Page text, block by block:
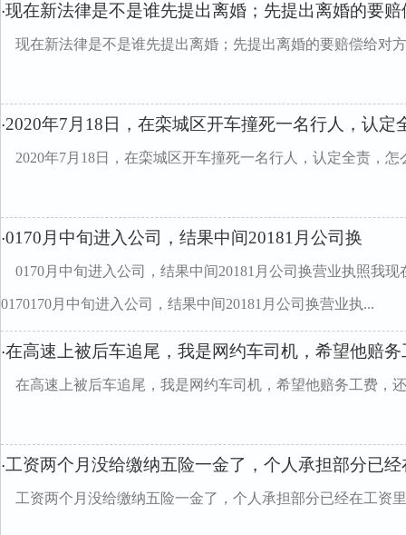
·现在新法律是不是谁先提出离婚；先提出离婚的要
现在新法律是不是谁先提出离婚；先提出离婚的要赔偿给对
·2020年7月18日，在栾城区开车撞死一名行人，认定
2020年7月18日，在栾城区开车撞死一名行人，认定全责，怎
·0170月中旬进入公司，结果中间20181月公司换
0170月中旬进入公司，结果中间20181月公司换营业执照我
0170170月中旬进入公司，结果中间20181月公司换营业执...
·在高速上被后车追尾，我是网约车司机，希望他赔
在高速上被后车追尾，我是网约车司机，希望他赔务工费，
·工资两个月没给缴纳五险一金了，个人承担部分已
工资两个月没给缴纳五险一金了，个人承担部分已经在工资